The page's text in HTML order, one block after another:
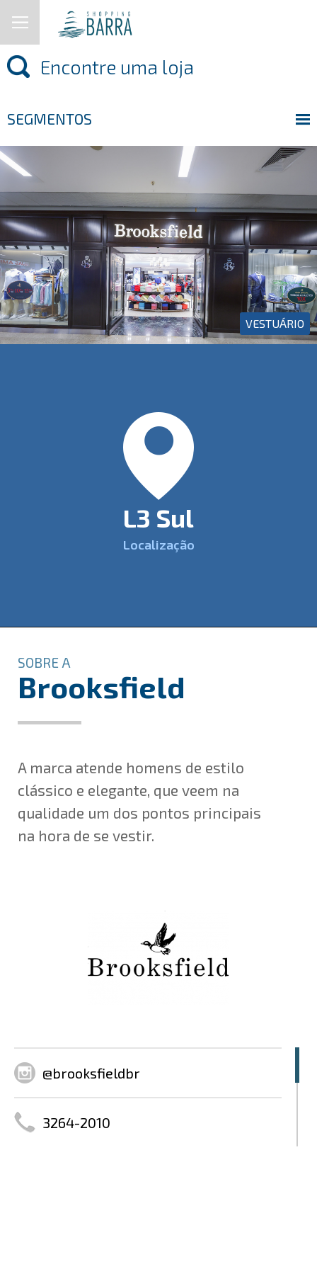
SEGMENTOS
@brooksfieldbr
3264-2010
VESTUÁRIO
L3 Sul
Localização
SOBRE A
Brooksfield
A marca atende homens de estilo
clássico e elegante, que veem na
qualidade um dos pontos principais
na hora de se vestir.